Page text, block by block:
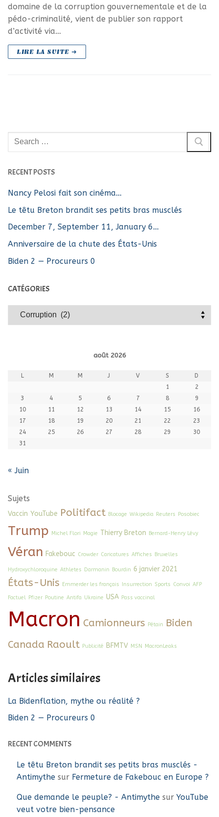
domaine de la corruption gouvernementale et de la
pédo-criminalité, vient de publier son rapport
d’activité via…
LIRE LA SUITE ➜
Rechercher
:
RECENT POSTS
Nancy Pelosi fait son cinéma…
Le têtu Breton brandit ses petits bras musclés
December 7, September 11, January 6…
Anniversaire de la chute des États-Unis
Biden 2 — Procureurs 0
CATÉGORIES
Catégories
août 2026
L M M J V S
D
1
2
3
4 5 6 7 8
9
10
11 12 13 14 15
16
17
18 19 20 21 22
23
24
25 26 27 28 29
30
31
« Juin
Sujets
Vaccin YouTube Politifact Blocage Wikipedia Reuters Posobiec
Trump Michel Flori Magie Thierry Breton Bernard-Henry Lévy
Véran Fakebouc Crowder Caricatures Affiches Bruxelles
Hydroxychloroquine Athletes Darmanin Bourdin 6 janvier 2021
États-Unis Emmerder les français Insurrection Sports Convoi AFP
Factuel Pfizer Poutine Antifa Ukraine USA Pass vaccinal
Macron Camionneurs Pétain
Biden
Canada Raoult Publicité BFMTV MSN MacronLeaks
Articles similaires
La Bidenflation, mythe ou réalité ?
Biden 2 — Procureurs 0
RECENT COMMENTS
Le têtu Breton brandit ses petits bras musclés -
Antimythe sur Fermeture de Fakebouc en Europe ?
Que demande le peuple? - Antimythe sur YouTube
veut votre bien-pensance